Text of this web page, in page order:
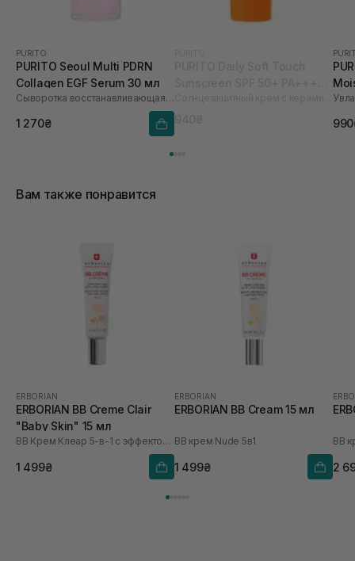
PURITO
PURITO Seoul Multi PDRN
Collagen EGF Serum 30 мл
Сыворотка восстанавливающая с PDRN, EGF и коллагеном
1 270₴
Вам также понравится
ERBORIAN
ERBORIAN BB Creme Clair
"Baby Skin" 15 мл
ВВ Крем Клеар 5-в-1 с эффектом кожа как у ребенка
1 499₴
ERBORIAN
ERBORIAN BB Cream 15 мл
ВВ крем Nude 5в1
1 499₴
ВВ
2